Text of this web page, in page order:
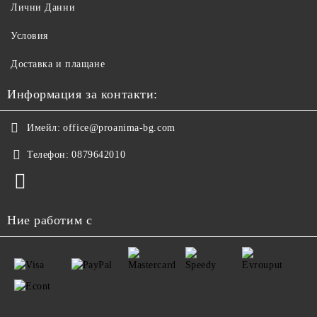
Лични Данни
Условия
Доставка и плащане
Информация за контакти:
Имейл: office@proanima-bg.com
Телефон: 0879642010
Ние работим с